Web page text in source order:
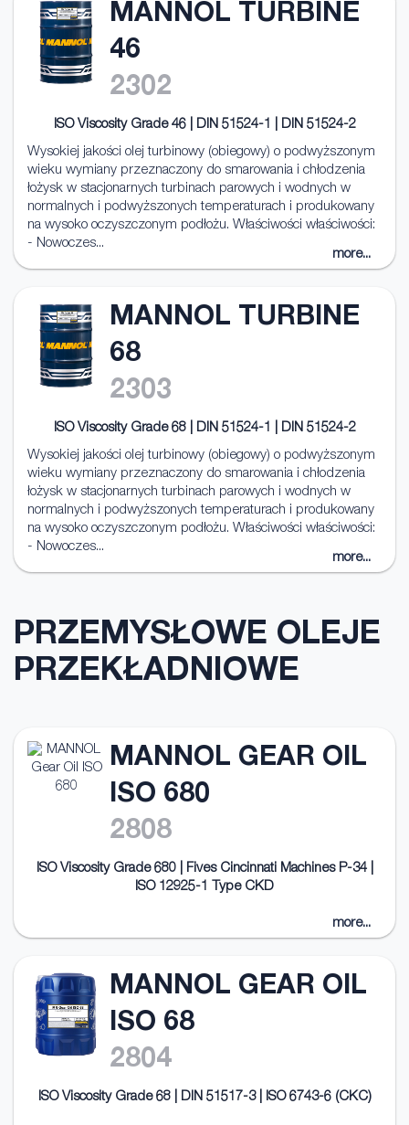
MANNOL TURBINE
46
2302
ISO Viscosity Grade 46 | DIN 51524-1 | DIN 51524-2
Wysokiej jakości olej turbinowy (obiegowy) o podwyższonym
wieku wymiany przeznaczony do smarowania i chłodzenia
łożysk w stacjonarnych turbinach parowych i wodnych w
normalnych i podwyższonych temperaturach i produkowany
na wysoko oczyszczonym podłożu. Właściwości właściwości:
- Nowoczes...
more...
MANNOL TURBINE
68
2303
ISO Viscosity Grade 68 | DIN 51524-1 | DIN 51524-2
Wysokiej jakości olej turbinowy (obiegowy) o podwyższonym
wieku wymiany przeznaczony do smarowania i chłodzenia
łożysk w stacjonarnych turbinach parowych i wodnych w
normalnych i podwyższonych temperaturach i produkowany
na wysoko oczyszczonym podłożu. Właściwości właściwości:
- Nowoczes...
more...
PRZEMYSŁOWE OLEJE
PRZEKŁADNIOWE
MANNOL GEAR OIL
ISO 680
2808
ISO Viscosity Grade 680 | Fives Cincinnati Machines P-34 |
ISO 12925-1 Type CKD
more...
MANNOL GEAR OIL
ISO 68
2804
ISO Viscosity Grade 68 | DIN 51517-3 | ISO 6743-6 (CKC)